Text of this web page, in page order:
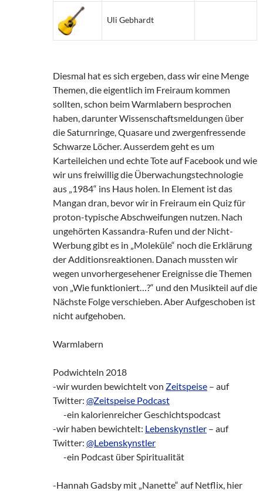
Uli Gebhardt
Diesmal hat es sich ergeben, dass wir eine Menge
Themen, die eigentlich im Freiraum kommen
sollten, schon beim Warmlabern besprochen
haben, darunter Wissenschaftsmeldungen über
die Saturnringe, Quasare und zwergenfressende
Schwarze Löcher. Ausserdem geht es um
Karteileichen und echte Tote auf Facebook und wie
wir uns freiwillig die Überwachungstechnologie
aus „1984“ ins Haus holen. In Element ist das
Mangan dran, bevor wir in Freiraum ein Quiz für
proton-typische Abschweifungen nutzen. Nach
ungehörten Kassandra-Rufen und der Nicht-
Werbung gibt es in „Moleküle“ noch die Erklärung
der Additionsreaktionen. Danach mussten wir
wegen unvorhergesehener Ereignisse die Themen
von „Wie funktioniert…?“ und den Musikteil auf die
Nächste Folge verschieben. Aber Aufgeschoben ist
nicht aufgehoben.
Warmlabern
Podwichteln 2018
-wir wurden bewichtelt von Zeitspeise – auf
Twitter: @Zeitspeise Podcast
-ein kalorienreicher Geschichtspodcast
-wir haben bewichtelt: Lebenskynstler – auf
Twitter: @Lebenskynstler
-ein Podcast über Spiritualität
-Hannah Gadsby mit „Nanette“ auf Netflix, hier